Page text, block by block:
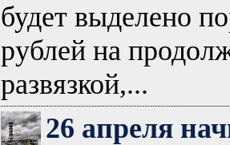
будет выделено
рублей на
развязкой,...
26 апреля